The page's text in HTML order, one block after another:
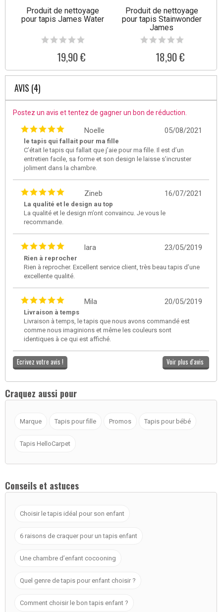
Produit de nettoyage
pour tapis James Water
19,90 €
Produit de nettoyage
pour tapis Stainwonder
James
18,90 €
AVIS (4)
Postez un avis et tentez de gagner un bon de réduction.
05/08/2021
Noelle
le tapis qui fallait pour ma fille
C’était le tapis qui fallait que j’aie pour ma fille. Il est d’un
entretien facile, sa forme et son design le laisse s’incruster
joliment dans la chambre.
16/07/2021
Zineb
La qualité et le design au top
La qualité et le design m’ont convaincu. Je vous le
recommande.
23/05/2019
lara
Rien à reprocher
Rien à reprocher. Excellent service client, très beau tapis d’une
excellente qualité.
20/05/2019
Mila
Livraison à temps
Livraison à temps, le tapis que nous avons commandé est
comme nous imaginions et même les couleurs sont
identiques à ce qui est affiché.
Ecrivez votre avis ! Voir plus d'avis
Craquez aussi pour
Marque Tapis pour fille Promos Tapis pour bébé
Tapis HelloCarpet
Conseils et astuces
Choisir le tapis idéal pour son enfant
6 raisons de craquer pour un tapis enfant
Une chambre d’enfant cocooning
Quel genre de tapis pour enfant choisir ?
Comment choisir le bon tapis enfant ?